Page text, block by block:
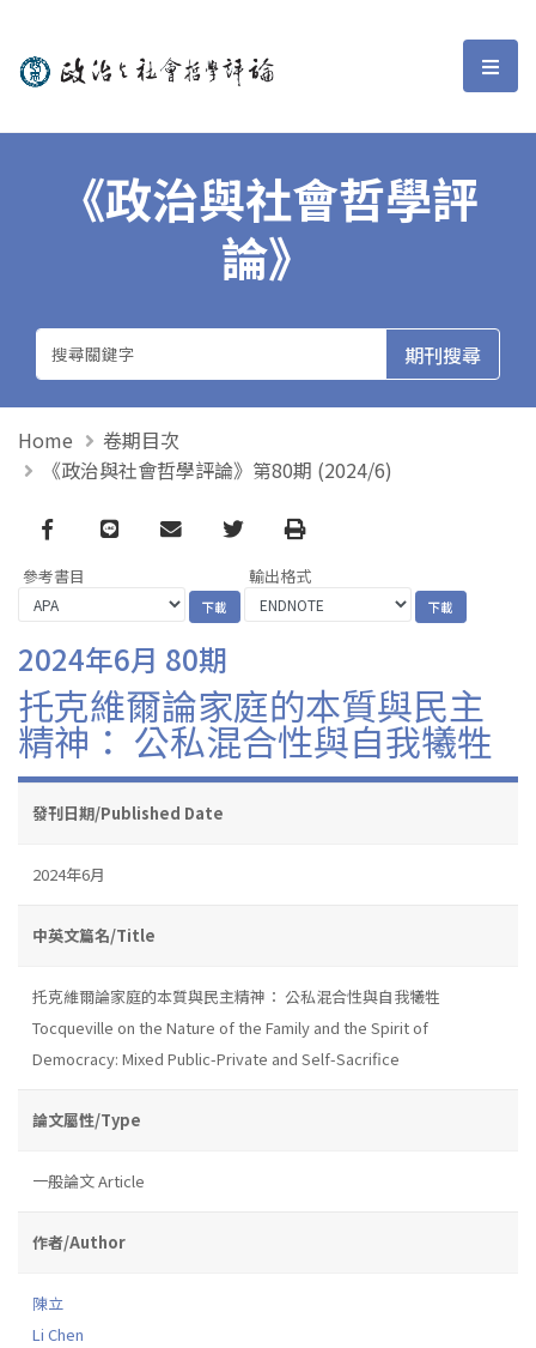
政治與社會哲學評論 選
《政治與社會哲學評
論》
Home
卷期目次
《政治與社會哲學評論》第80期 (2024/6)
Facebook
line email TwitterPrint
參考書目 輸出格式
2024年6月 80期
托克維爾論家庭的本質與民主
精神： 公私混合性與自我犧牲
發刊日期/Published Date
2024年6月
中英文篇名/Title
托克維爾論家庭的本質與民主精神： 公私混合性與自我犧牲
Tocqueville on the Nature of the Family and the Spirit of
Democracy: Mixed Public-Private and Self-Sacrifice
論文屬性/Type
一般論文 Article
作者/Author
陳立
Li Chen